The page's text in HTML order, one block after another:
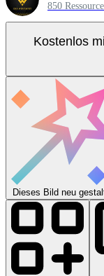
850
Kostenlos
Dieses Bild neu